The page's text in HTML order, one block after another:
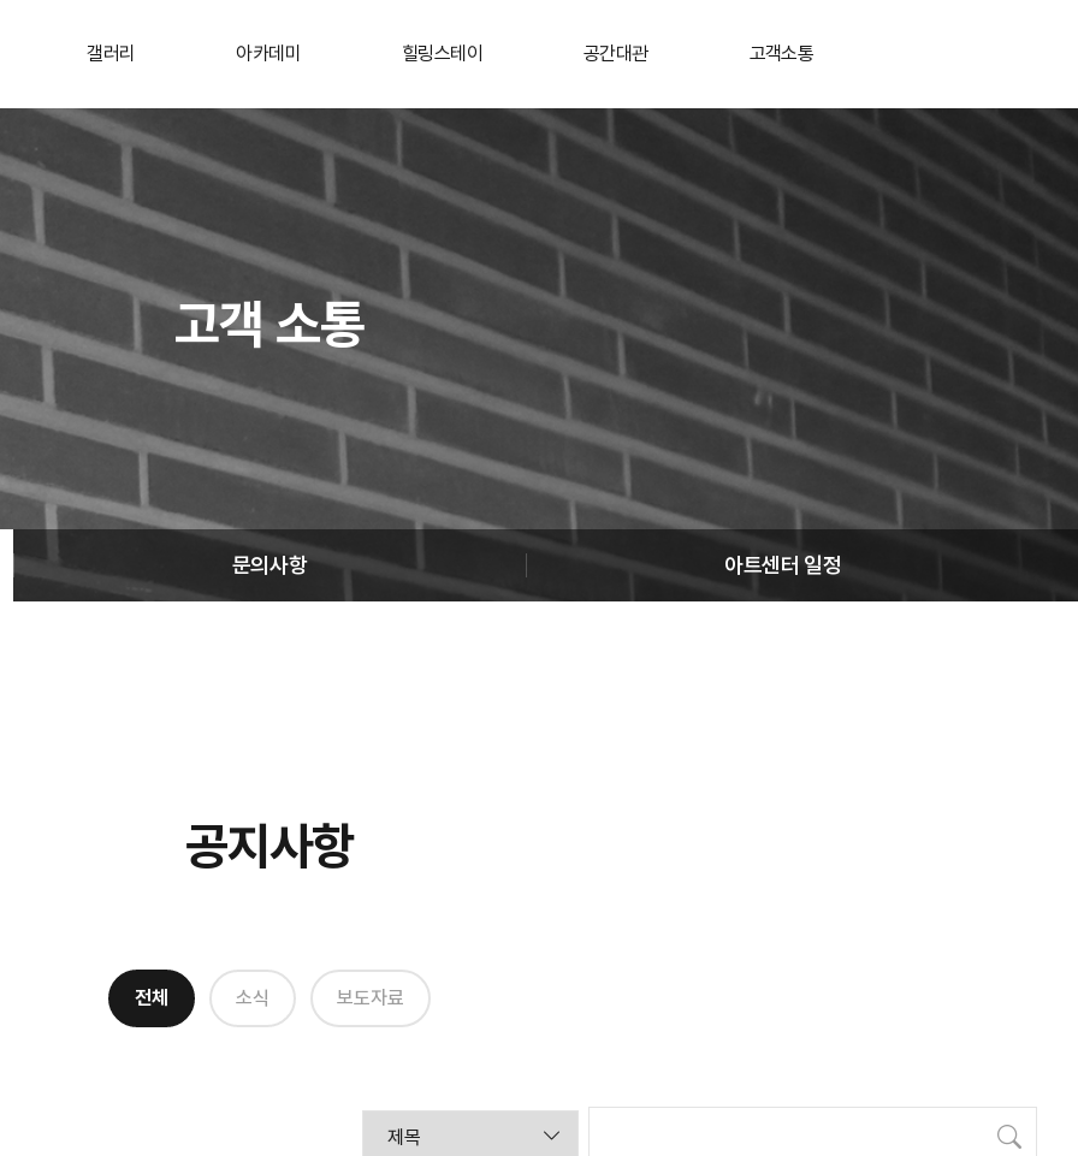
갤러리 아카데미 힐링스테이 공간대관 고객소통
고객 소통
문의사항 아트센터 일정
공지사항
전체 소식 보도자료
검색